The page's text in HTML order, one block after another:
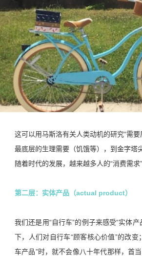
这可以用马斯洛有关人类动机的研究“需要
最底层的生理需要（饥饿等），到金字塔
随着时代的发展，越来越多人的“消费需求
第二层：实体产品（actual product）
我们还是用“自行车”的例子来感受“实体
下，人们对自行车“顾客核心价值”的改变
车产品”时，就不会像八十年代那样，首